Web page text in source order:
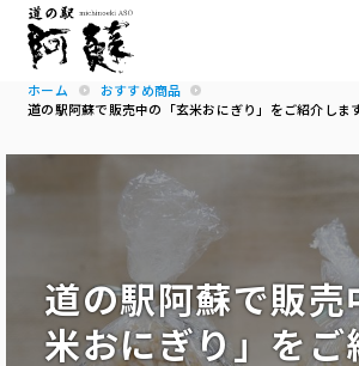
ホーム
おすすめ商品
道の駅阿蘇で販売中の「玄米おにぎり」をご紹介します
道の駅阿蘇で販売
米おにぎり」をご